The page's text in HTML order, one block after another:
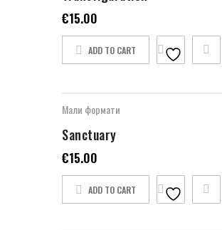
€15.00
ADD TO CART
Мали формати
Sanctuary
€15.00
ADD TO CART